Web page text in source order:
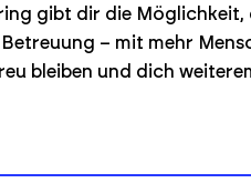
gibt dir die Möglichkeit,
– mit mehr
bleiben und dich